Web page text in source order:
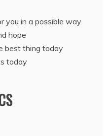
you in a possible way
hope
best thing today
today